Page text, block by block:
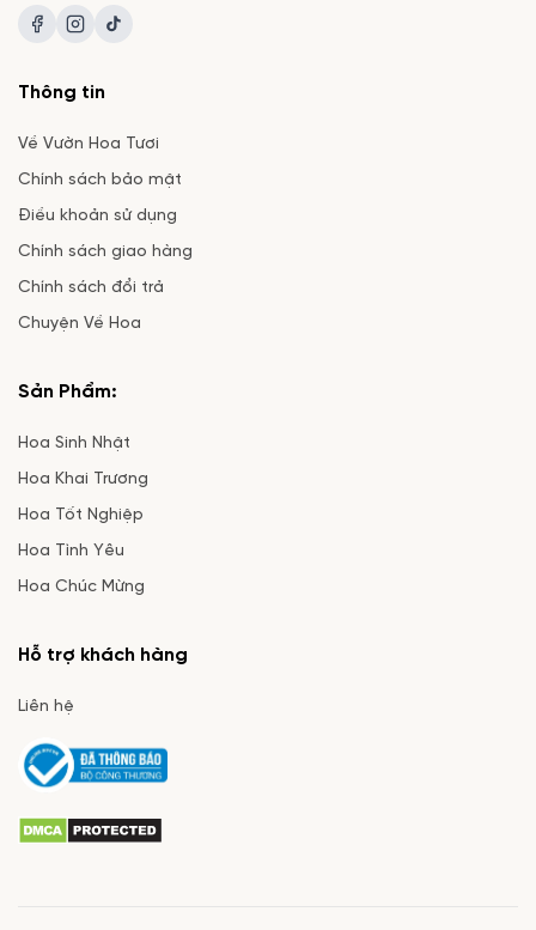
Thông tin
Về Vườn Hoa Tươi
Chính sách bảo mật
Điều khoản sử dụng
Chính sách giao hàng
Chính sách đổi trả
Chuyện Về Hoa
Sản Phẩm:
Hoa Sinh Nhật
Hoa Khai Trương
Hoa Tốt Nghiệp
Hoa Tình Yêu
Hoa Chúc Mừng
Hỗ trợ khách hàng
Liên hệ